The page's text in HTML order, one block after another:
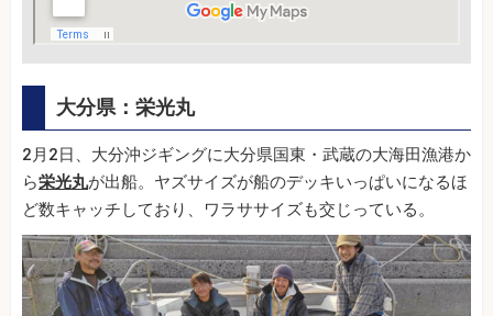
大分県：栄光丸
2月2日、大分沖ジギングに大分県国東・武蔵の大海田漁港か
ら栄光丸が出船。ヤズサイズが船のデッキいっぱいになるほ
ど数キャッチしており、ワラササイズも交じっている。